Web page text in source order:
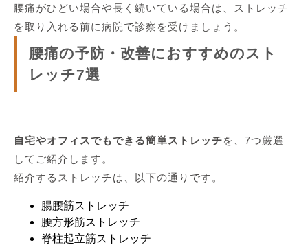
腰痛がひどい場合や長く続いている場合は、ストレッチ
を取り入れる前に病院で診察を受けましょう。
腰痛の予防・改善におすすめのスト
レッチ7選
自宅やオフィスでもできる簡単ストレッチを、7つ厳選
してご紹介します。
紹介するストレッチは、以下の通りです。
腸腰筋ストレッチ
腰方形筋ストレッチ
脊柱起立筋ストレッチ